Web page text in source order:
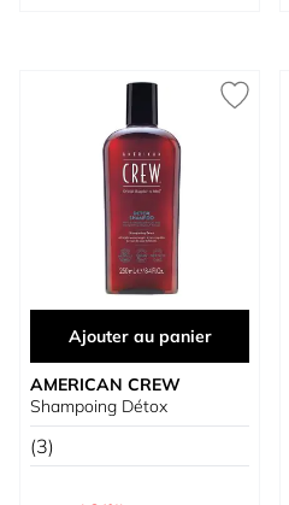
Ajouter au panier
AMERICAN CREW
Shampoing Détox
(3)